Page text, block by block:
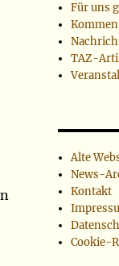
Für uns
TAZ-
Alte
News-
Kontakt
Cookie-